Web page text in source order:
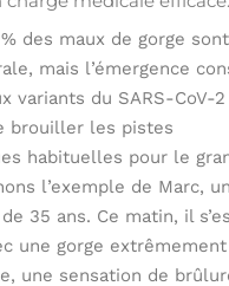
des maux de gorge sont
mais l’émergence
variants du SARS-CoV-2
brouiller les pistes
habituelles pour le
l’exemple de Marc,
35 ans. Ce matin, il
une gorge extrêmement
une sensation de